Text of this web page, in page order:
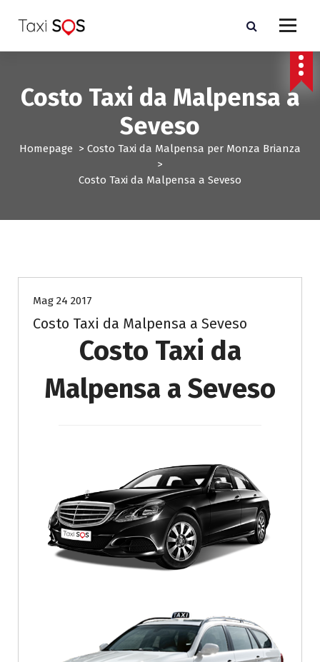
a
Costo Taxi da Malpensa a
Seveso
Homepage > Costo Taxi da Malpensa per Monza Brianza
>
Costo Taxi da Malpensa a Seveso
Mag 24 2017
Costo Taxi da Malpensa a Seveso
Costo Taxi da
Malpensa a Seveso